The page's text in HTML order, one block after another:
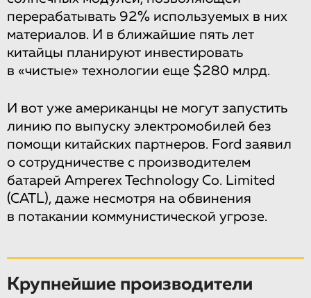
перерабатывать 92% используемых в них
материалов. И в ближайшие пять лет
китайцы планируют инвестировать
в «чистые» технологии еще $280 млрд.
И вот уже американцы не могут запустить
линию по выпуску электромобилей без
помощи китайских партнеров. Ford заявил
о сотрудничестве с производителем
батарей Amperex Technology Co. Limited
(CATL), даже несмотря на обвинения
в потакании коммунистической угрозе.
Крупнейшие производители